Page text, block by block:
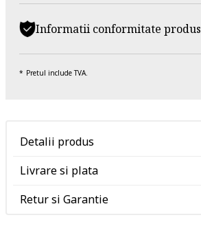
Informatii conformitate produs
Pretul include TVA.
Detalii produs
Livrare si plata
Retur si Garantie